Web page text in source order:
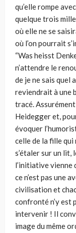
qu’elle rompe
quelque trois mille
où elle ne se
où l’on pourrait
“Was heisst
n’attendre le
de je ne sais quel
reviendrait à une
tracé. Assurément
Heidegger et,
évoquer
celle de la fille qui
s’étaler sur un lit,
l’initiative vienne
ce n’est pas une
civilisation et
confronté n’y est
intervenir ! Il
image du même